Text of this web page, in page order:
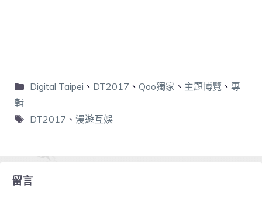
Digital Taipei 、 DT2017 、 Qoo獨家 、 主題博覽 、 專
輯
DT2017 、 漫遊互娛
留言